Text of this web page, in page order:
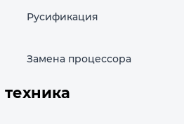
Русификация
Замена процессора